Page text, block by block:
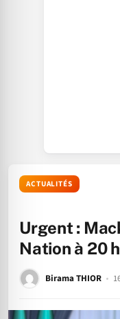
ACTUALITÉS
Urgent :
Nation à 20 h
Birama THIOR